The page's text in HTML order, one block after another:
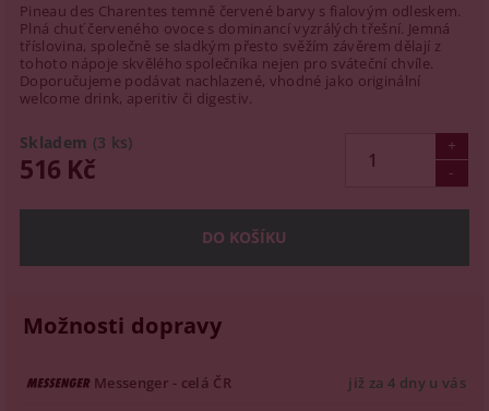
Pineau des Charentes temně červené barvy s fialovým odleskem.
Plná chuť červeného ovoce s dominancí vyzrálých třešní. Jemná
tříslovina, společně se sladkým přesto svěžím závěrem dělají z
tohoto nápoje skvělého společníka nejen pro sváteční chvíle.
Doporučujeme podávat nachlazené, vhodné jako originální
welcome drink, aperitiv či digestiv.
Skladem (3 ks)
516 Kč
Možnosti dopravy
Messenger - celá ČR již za 4 dny u vás